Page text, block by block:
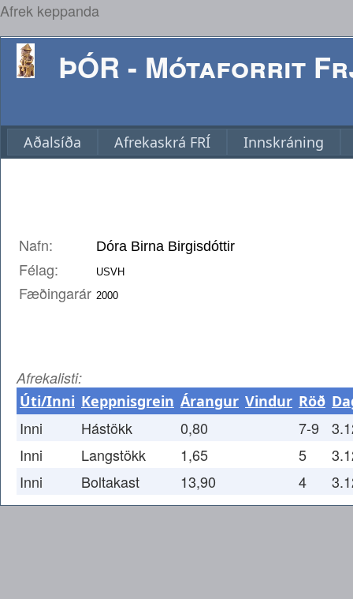
Afrek keppanda
ÞÓR - Mótaforrit
Aðalsíða Afrekaskrá FRÍ Innskráning
Nafn:
Félag:
Fæðingarár
Afrekalisti:
Úti/Inni Keppnisgrein Árangur Vindur Röð
Inni Hástökk 0,80 7-9
Inni
Langstökk 1,65 5
Inni
Boltakast 13,90 4